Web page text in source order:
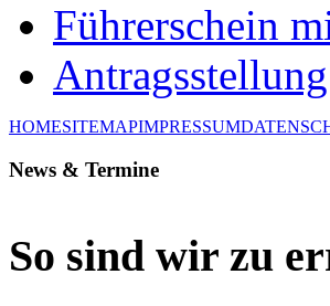
Führerschein
Antragsstellung
HOMESITEMAPIMPRESSUM
News & Termine
So sind wir zu